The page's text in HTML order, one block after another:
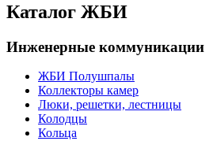
Каталог ЖБИ
Инженерные коммуникации
ЖБИ Полушпалы
Коллекторы камер
Люки, решетки, лестницы
Колодцы
Кольца